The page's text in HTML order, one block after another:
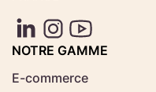
Aucun fichier
NOTRE GAMME
E-commerce